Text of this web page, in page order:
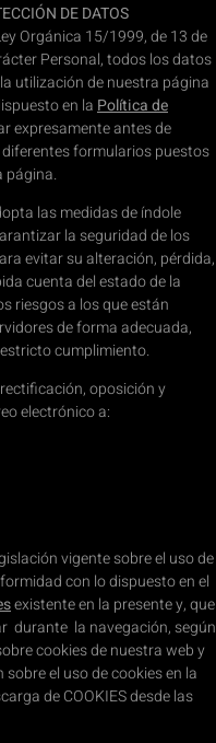
DE DATOS
Orgánica 15/1999, de 13 de
Personal, todos los datos
utilización de nuestra página
en la Política de
expresamente antes de
formularios puestos
página.
las medidas de índole
la seguridad de los
evitar su alteración, pérdida,
cuenta del estado de la
riesgos a los que están
de forma adecuada,
cumplimiento.
oposición y
electrónico a:
vigente sobre el uso de
con lo dispuesto en el
existente en la presente y, que
durante la navegación, según
cookies de nuestra web y
el uso de cookies en la
de COOKIES desde las